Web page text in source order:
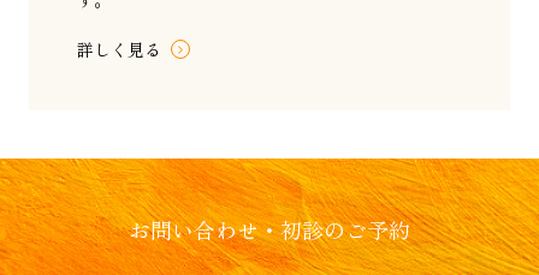
詳しく見る
お問い合わせ・初診のご予約